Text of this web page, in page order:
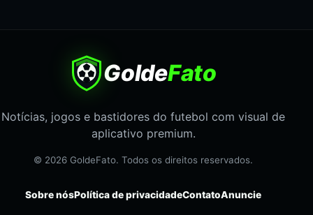
GoldeFato
Notícias, jogos e bastidores do futebol com visual de
aplicativo premium.
© 2026 GoldeFato. Todos os direitos reservados.
Sobre nósPolítica de privacidadeContatoAnuncie